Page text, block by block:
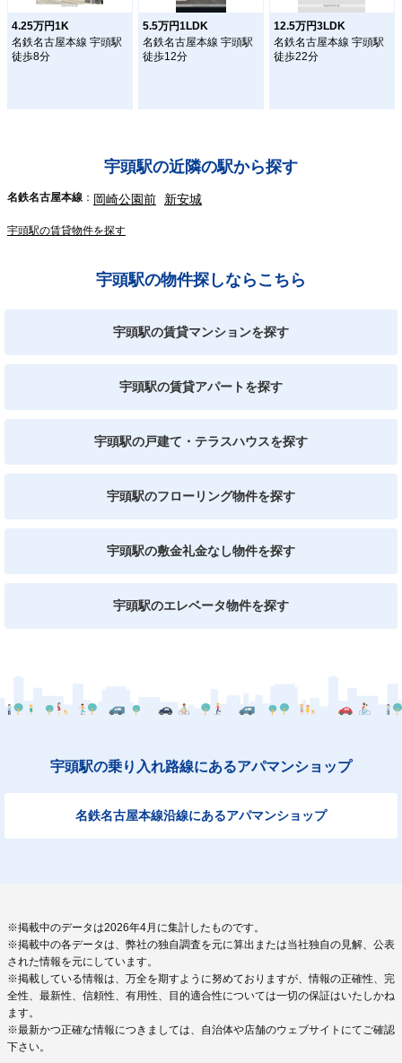
4.25万円1K
名鉄名古屋本線 宇頭駅
徒歩8分
5.5万円1LDK
名鉄名古屋本線 宇頭駅
徒歩12分
12.5万円3LDK
名鉄名古屋本線 宇頭駅
徒歩22分
宇頭駅の近隣の駅から探す
名鉄名古屋本線 岡崎公園前 新安城
宇頭駅の賃貸物件を探す
宇頭駅の物件探しならこちら
宇頭駅の賃貸マンションを探す
宇頭駅の賃貸アパートを探す
宇頭駅の戸建て・テラスハウスを探す
宇頭駅のフローリング物件を探す
宇頭駅の敷金礼金なし物件を探す
宇頭駅のエレベータ物件を探す
宇頭駅の乗り入れ路線にあるアパマンショップ
名鉄名古屋本線沿線にあるアパマンショップ
※掲載中のデータは2026年4月に集計したものです。
※掲載中の各データは、弊社の独自調査を元に算出または当社独自の見解、公表
された情報を元にしています。
※掲載している情報は、万全を期すように努めておりますが、情報の正確性、完
全性、最新性、信頼性、有用性、目的適合性については一切の保証はいたしかね
ます。
※最新かつ正確な情報につきましては、自治体や店舗のウェブサイトにてご確認
下さい。